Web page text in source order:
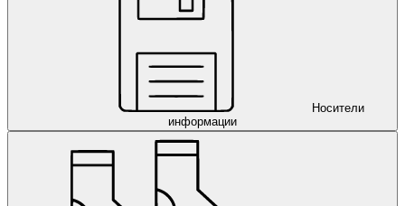
Носители
информации